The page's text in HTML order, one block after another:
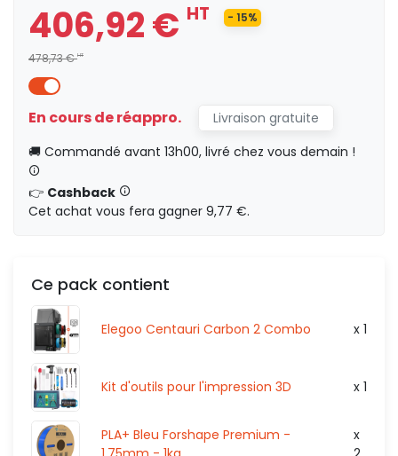
406,92 €
406,92 € HT
478,73 €HT
- 15%
En cours de réappro.
Livraison gratuite
🚚 Commandé avant 13h00, livré chez vous demain !
👉 Cashback
Cet achat vous fera gagner 9,77 €.
Ce pack contient
Elegoo Centauri Carbon 2 Combo x 1
Kit d'outils pour l'impression 3D x 1
PLA+ Bleu Forshape Premium -
x